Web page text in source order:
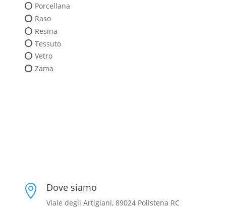
Porcellana
Raso
Resina
Tessuto
Vetro
Zama
 Dove siamo
Viale degli Artigiani, 89024 Polistena RC